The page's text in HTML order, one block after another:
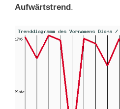
Aufwärtstrend.